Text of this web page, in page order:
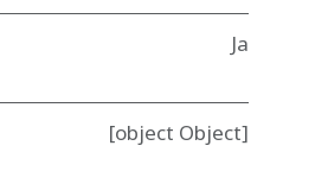
Ja
[object Object]